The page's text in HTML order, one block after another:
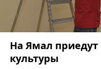
На Ямал приедут
культуры